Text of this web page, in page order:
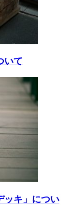
いて
ッキ」につい